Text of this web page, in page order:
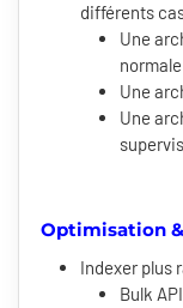
différents
Une
Une
Une
Optimisation
Indexer plus
Bulk API